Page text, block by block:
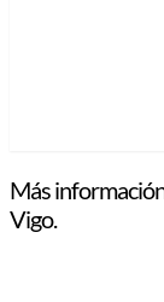
Más
Vigo.